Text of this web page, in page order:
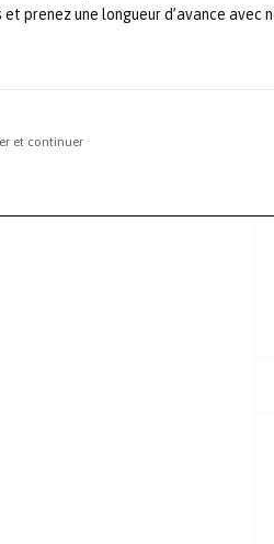
prenez une longueur d’avance avec
et continuer